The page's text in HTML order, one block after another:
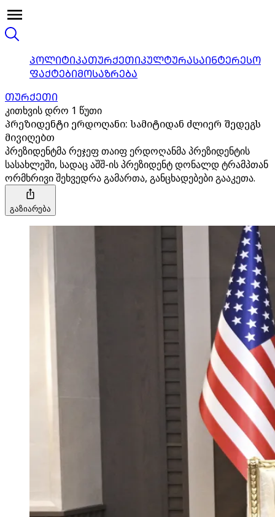
ᲞᲝᲚᲘᲢᲘᲙᲐᲗᲣᲠᲥᲔᲗᲘᲙᲣᲚᲢᲣᲠᲐᲡᲐᲘᲜᲢᲔᲠᲔᲡᲝ
ᲤᲐᲥᲢᲔᲑᲘᲛᲝᲡᲐᲖᲠᲔᲑᲐ
ᲗᲣᲠᲥᲔᲗᲘ
კითხვის დრო 1 წუთი
პრეზიდენტი ერდოღანი: სამიტიდან ძლიერ შედეგს
მივიღებთ
პრეზიდენტმა რეჯეფ თაიფ ერდოღანმა პრეზიდენტის
სასახლეში, სადაც აშშ-ის პრეზიდენტ დონალდ ტრამპთან
ორმხრივი შეხვედრა გამართა, განცხადებები გააკეთა.
გაზიარება